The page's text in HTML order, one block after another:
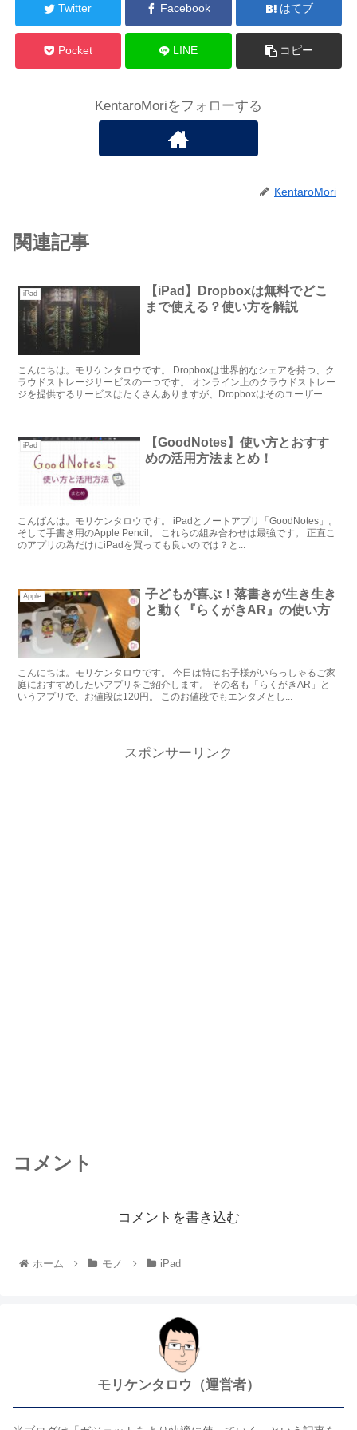
Twitter Facebook はてブ
Pocket LINE コピー
KentaroMoriをフォローする
KentaroMori
関連記事
iPad
【iPad】Dropboxは無料でどこ
まで使える？使い方を解説
こんにちは。モリケンタロウです。 Dropboxは世界的なシェアを持つ、ク
ラウドストレージサービスの一つです。 オンライン上のクラウドストレー
ジを提供するサービスはたくさんありますが、Dropboxはそのユーザー数
iPad
【GoodNotes】使い方とおすす
めの活用方法まとめ！
こんばんは。モリケンタロウです。 iPadとノートアプリ「GoodNotes」。
そして手書き用のApple Pencil。 これらの組み合わせは最強です。 正直こ
のアプリの為だけにiPadを買っても良いのでは？と...
Apple
子どもが喜ぶ！落書きが生き生き
と動く『らくがきAR』の使い方
こんにちは。モリケンタロウです。 今日は特にお子様がいらっしゃるご家
庭におすすめしたいアプリをご紹介します。 その名も「らくがきAR」と
いうアプリで、お値段は120円。 このお値段でもエンタメとし...
スポンサーリンク
コメント
コメントを書き込む
ホーム モノ iPad
モリケンタロウ（運営者）